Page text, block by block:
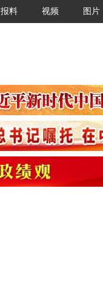
报料 视频 图片